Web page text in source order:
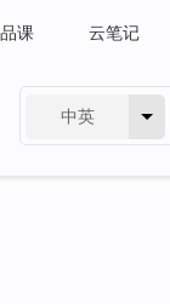
课 云笔记
中英